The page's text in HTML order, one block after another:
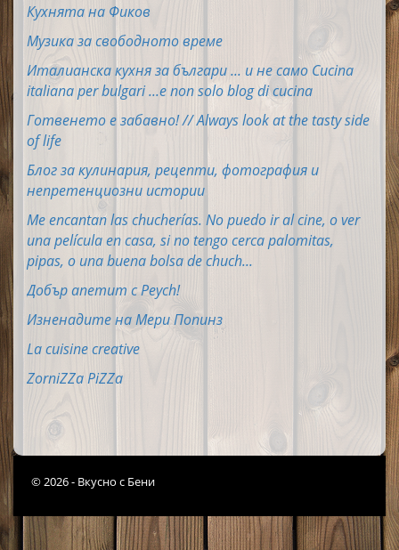
Кухнята на Фиков
Музика за свободното време
Италианска кухня за българи ... и не само Cucina
italiana per bulgari ...e non solo blog di cucina
Готвенето е забавно! // Always look at the tasty side
of life
Блог за кулинария, рецепти, фотография и
непретенциозни истории
Me encantan las chucherías. No puedo ir al cine, o ver
una película en casa, si no tengo cerca palomitas,
pipas, o una buena bolsa de chuch...
Добър апетит с Peych!
Изненадите на Мери Попинз
La cuisine creative
ZorniZZa PiZZa
© 2026 - Вкусно с Бени